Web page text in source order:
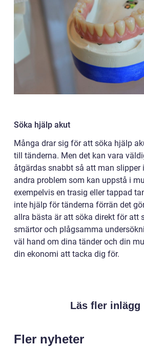
Söka hjälp akut
Många drar sig för att söka hjälp
till tänderna. Men det kan vara
åtgärdas snabbt så att man slipper
andra problem som kan uppstå i
exempelvis en trasig eller tappad
inte hjälp för tänderna förrän det
allra bästa är att söka direkt för att
smärtor och plågsamma
väl hand om dina tänder och din
din ekonomi att tacka dig för.
Läs fler inlägg
Fler nyheter